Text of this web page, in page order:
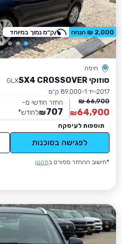
חיפה
סוזוקי SX4 CROSSOVER
GLX
2017 יד 1
89,000 ק״מ
66,900 ₪
64,900
₪
החזר חודשי מ-
707
₪לחודש*
תוספות לעיסקה
לפגישה בסוכנות
*חישוב ההחזר מפורט בתקנון
2,000 ₪ הנחה ק״מ נמוך במיוחד